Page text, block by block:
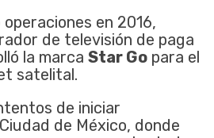
en 2016,
de televisión de paga
la marca Star Go para el
satelital.
de iniciar
de México, donde